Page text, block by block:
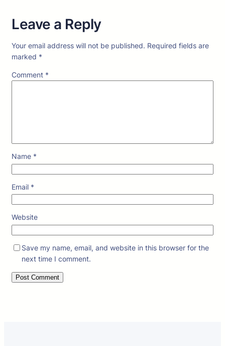
Leave a Reply
Your email address will not be published. Required fields are
marked *
Comment *
Name *
Email *
Website
Save my name, email, and website in this browser for the
next time I comment.